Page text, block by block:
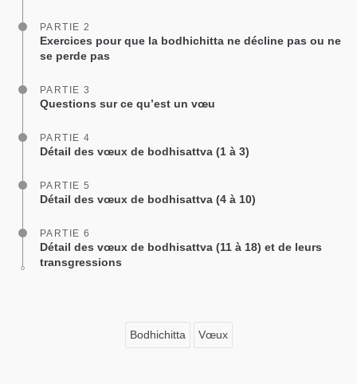
PARTIE 2
Exercices pour que la bodhichitta ne décline pas ou ne
se perde pas
PARTIE 3
Questions sur ce qu’est un vœu
PARTIE 4
Détail des vœux de bodhisattva (1 à 3)
PARTIE 5
Détail des vœux de bodhisattva (4 à 10)
PARTIE 6
Détail des vœux de bodhisattva (11 à 18) et de leurs
transgressions
Bodhichitta Vœux